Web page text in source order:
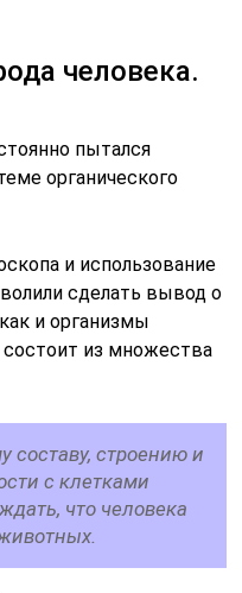
человека.
пытался
органического
и использование
сделать вывод о
и организмы
из множества
составу, строению и
с клетками
что человека